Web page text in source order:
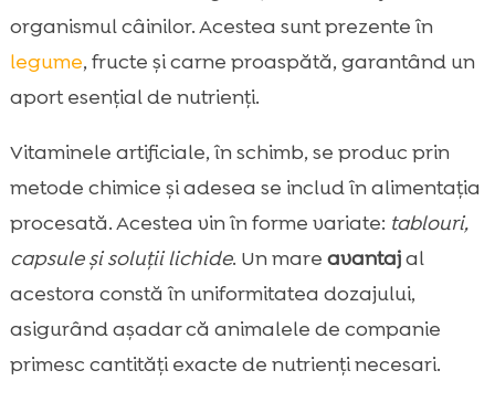
organismul câinilor. Acestea sunt prezente în
legume, fructe și carne proaspătă, garantând un
aport esențial de nutrienți.
Vitaminele artificiale, în schimb, se produc prin
metode chimice și adesea se includ în alimentația
procesată. Acestea vin în forme variate: tablouri,
capsule și soluții lichide. Un mare avantajal
acestora constă în uniformitatea dozajului,
asigurând așadar că animalele de companie
primesc cantități exacte de nutrienți necesari.